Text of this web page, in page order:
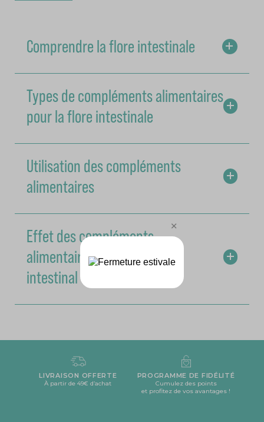
Comprendre la flore intestinale
Types de compléments alimentaires
pour la flore intestinale
Utilisation des compléments
alimentaires
Effet des compléments
alimentaires sur le confort
intestinal
LIVRAISON OFFERTE
À partir de 49€ d’achat
PROGRAMME DE FIDÉLITÉ
Cumulez des points
et profitez de vos avantages !